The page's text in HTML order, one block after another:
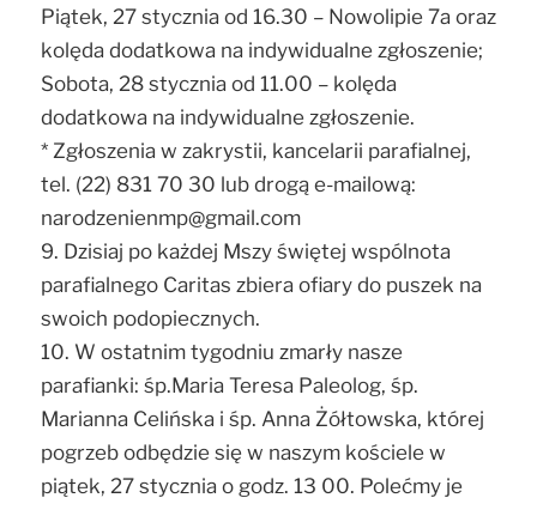
Piątek, 27 stycznia od 16.30 – Nowolipie 7a oraz
kolęda dodatkowa na indywidualne zgłoszenie;
Sobota, 28 stycznia od 11.00 – kolęda
dodatkowa na indywidualne zgłoszenie.
* Zgłoszenia w zakrystii, kancelarii parafialnej,
tel. (22) 831 70 30 lub drogą e-mailową:
narodzenienmp@gmail.com
9. Dzisiaj po każdej Mszy świętej wspólnota
parafialnego Caritas zbiera ofiary do puszek na
swoich podopiecznych.
10. W ostatnim tygodniu zmarły nasze
parafianki: śp.Maria Teresa Paleolog, śp.
Marianna Celińska i śp. Anna Żółtowska, której
pogrzeb odbędzie się w naszym kościele w
piątek, 27 stycznia o godz. 13 00. Polećmy je